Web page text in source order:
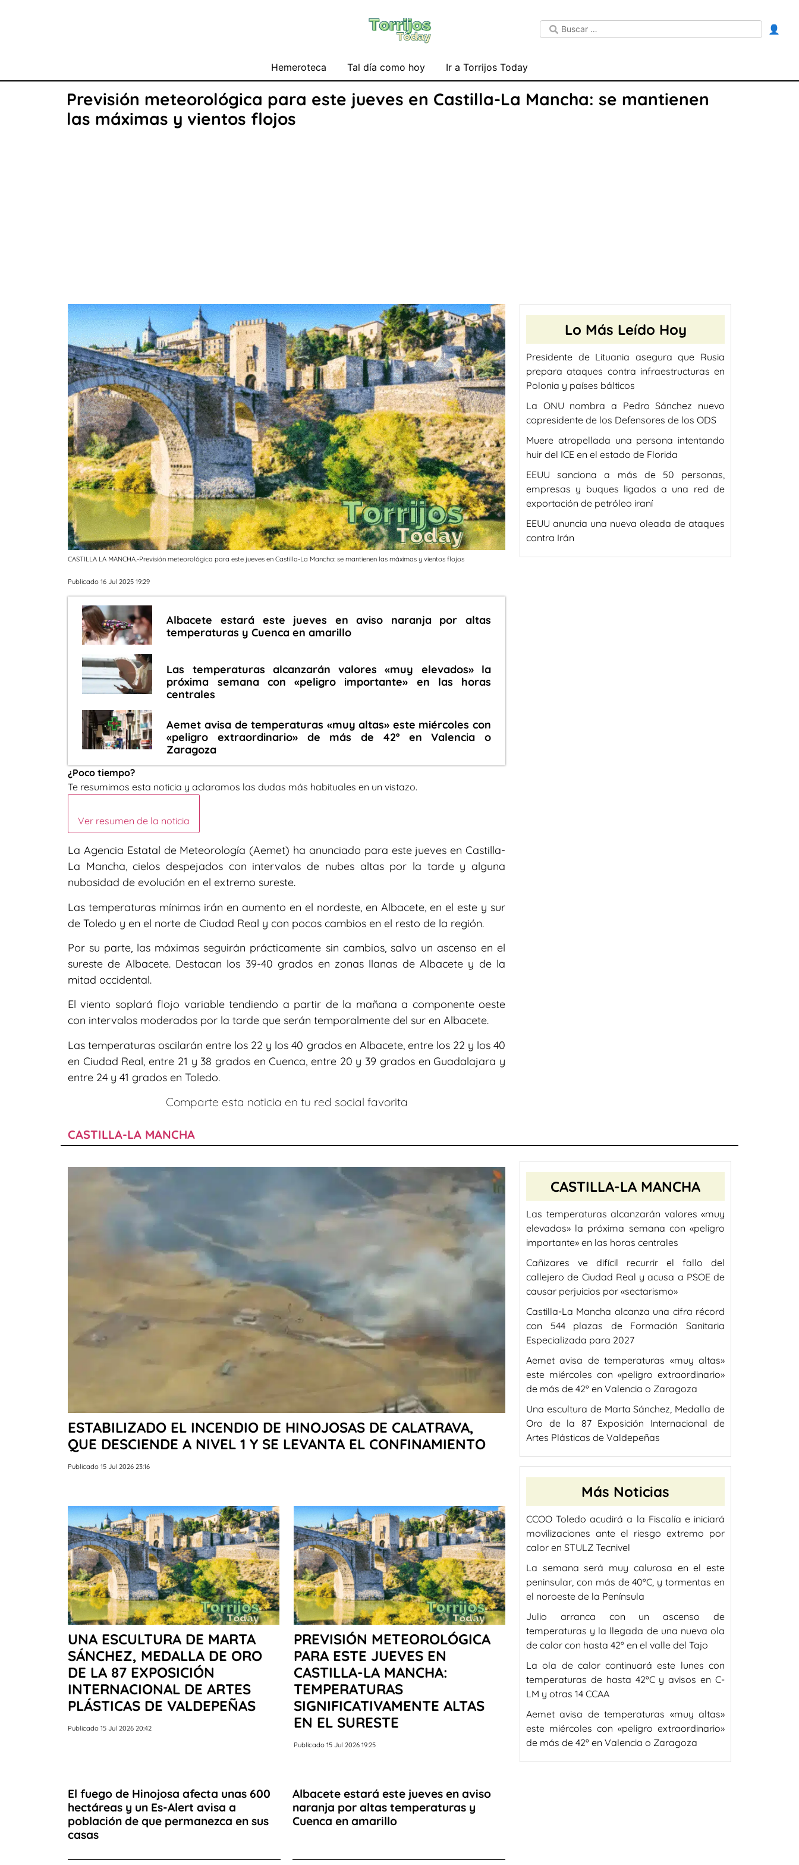
👤
Hemeroteca Tal día como hoy Ir a Torrijos Today
Previsión meteorológica para este jueves en Castilla-La Mancha: se mantienen
las máximas y vientos flojos
CASTILLA LA MANCHA.-Previsión meteorológica para este jueves en Castilla-La Mancha: se mantienen las máximas y vientos flojos
Publicado 16 Jul 2025 19:29
Albacete estará este jueves en aviso naranja por altas
temperaturas y Cuenca en amarillo
Las temperaturas alcanzarán valores «muy elevados» la
próxima semana con «peligro importante» en las horas
centrales
Aemet avisa de temperaturas «muy altas» este miércoles con
«peligro extraordinario» de más de 42º en Valencia o
Zaragoza
¿Poco tiempo?
Te resumimos esta noticia y aclaramos las dudas más habituales en un vistazo.
Ver resumen de la noticia
La Agencia Estatal de Meteorología (Aemet) ha anunciado para este jueves en Castilla-
La Mancha, cielos despejados con intervalos de nubes altas por la tarde y alguna
nubosidad de evolución en el extremo sureste.
Las temperaturas mínimas irán en aumento en el nordeste, en Albacete, en el este y sur
de Toledo y en el norte de Ciudad Real y con pocos cambios en el resto de la región.
Por su parte, las máximas seguirán prácticamente sin cambios, salvo un ascenso en el
sureste de Albacete. Destacan los 39-40 grados en zonas llanas de Albacete y de la
mitad occidental.
El viento soplará flojo variable tendiendo a partir de la mañana a componente oeste
con intervalos moderados por la tarde que serán temporalmente del sur en Albacete.
Las temperaturas oscilarán entre los 22 y los 40 grados en Albacete, entre los 22 y los 40
en Ciudad Real, entre 21 y 38 grados en Cuenca, entre 20 y 39 grados en Guadalajara y
entre 24 y 41 grados en Toledo.
Comparte esta noticia en tu red social favorita
Lo Más Leído Hoy
Presidente de Lituania asegura que Rusia
prepara ataques contra infraestructuras en
Polonia y países bálticos
La ONU nombra a Pedro Sánchez nuevo
copresidente de los Defensores de los ODS
Muere atropellada una persona intentando
huir del ICE en el estado de Florida
EEUU sanciona a más de 50 personas,
empresas y buques ligados a una red de
exportación de petróleo iraní
EEUU anuncia una nueva oleada de ataques
contra Irán
CASTILLA-LA MANCHA
ESTABILIZADO EL INCENDIO DE HINOJOSAS DE CALATRAVA,
QUE DESCIENDE A NIVEL 1 Y SE LEVANTA EL CONFINAMIENTO
Publicado 15 Jul 2026 23:16
UNA ESCULTURA DE MARTA
SÁNCHEZ, MEDALLA DE ORO
DE LA 87 EXPOSICIÓN
INTERNACIONAL DE ARTES
PLÁSTICAS DE VALDEPEÑAS
Publicado 15 Jul 2026 20:42
PREVISIÓN METEOROLÓGICA
PARA ESTE JUEVES EN
CASTILLA-LA MANCHA:
TEMPERATURAS
SIGNIFICATIVAMENTE ALTAS
EN EL SURESTE
Publicado 15 Jul 2026 19:25
El fuego de Hinojosa afecta unas 600
hectáreas y un Es-Alert avisa a
población de que permanezca en sus
casas
Albacete estará este jueves en aviso
naranja por altas temperaturas y
Cuenca en amarillo
CASTILLA-LA MANCHA
Las temperaturas alcanzarán valores «muy
elevados» la próxima semana con «peligro
importante» en las horas centrales
Cañizares ve difícil recurrir el fallo del
callejero de Ciudad Real y acusa a PSOE de
causar perjuicios por «sectarismo»
Castilla-La Mancha alcanza una cifra récord
con 544 plazas de Formación Sanitaria
Especializada para 2027
Aemet avisa de temperaturas «muy altas»
este miércoles con «peligro extraordinario»
de más de 42º en Valencia o Zaragoza
Una escultura de Marta Sánchez, Medalla de
Oro de la 87 Exposición Internacional de
Artes Plásticas de Valdepeñas
Más Noticias
CCOO Toledo acudirá a la Fiscalía e iniciará
movilizaciones ante el riesgo extremo por
calor en STULZ Tecnivel
La semana será muy calurosa en el este
peninsular, con más de 40ºC, y tormentas en
el noroeste de la Península
Julio arranca con un ascenso de
temperaturas y la llegada de una nueva ola
de calor con hasta 42º en el valle del Tajo
La ola de calor continuará este lunes con
temperaturas de hasta 42ºC y avisos en C-
LM y otras 14 CCAA
Aemet avisa de temperaturas «muy altas»
este miércoles con «peligro extraordinario»
de más de 42º en Valencia o Zaragoza